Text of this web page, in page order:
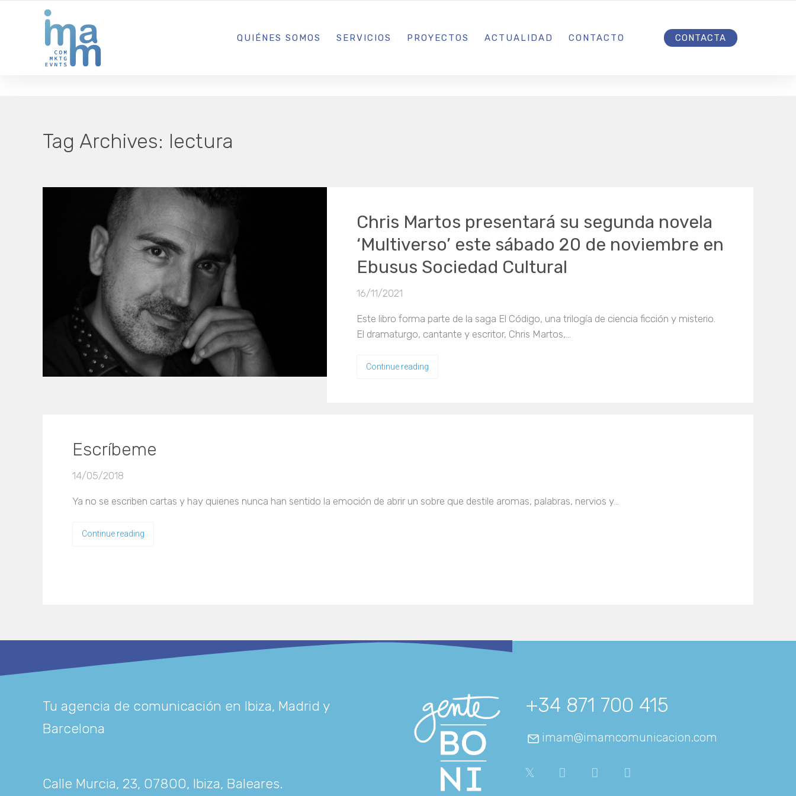
AGENCIA CREATIVA DE COMUNICACIÓN Y ESTRATEGIA DIGITAL IBIZA · MADRID · BARCELONA
QUIÉNES SOMOS SERVICIOS PROYECTOS ACTUALIDAD CONTACTO CONTACTA
Tag Archives: lectura
Chris Martos presentará su segunda novela
‘Multiverso’ este sábado 20 de noviembre en
Ebusus Sociedad Cultural
16/11/2021
Este libro forma parte de la saga El Código, una trilogía de ciencia ficción y misterio.
El dramaturgo, cantante y escritor, Chris Martos,…
Continue reading
Escríbeme
14/05/2018
Ya no se escriben cartas y hay quienes nunca han sentido la emoción de abrir un sobre que destile aromas, palabras, nervios y…
Continue reading
Tu agencia de comunicación en Ibiza, Madrid y
Barcelona
Calle Murcia, 23, 07800, Ibiza, Baleares.
+34 871 700 415
imam@imamcomunicacion.com